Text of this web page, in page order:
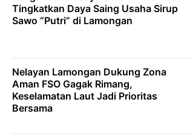
Tingkatkan Daya Saing Usaha Sirup
Sawo “Putri” di Lamongan
Nelayan Lamongan Dukung Zona
Aman FSO Gagak Rimang,
Keselamatan Laut Jadi Prioritas
Bersama